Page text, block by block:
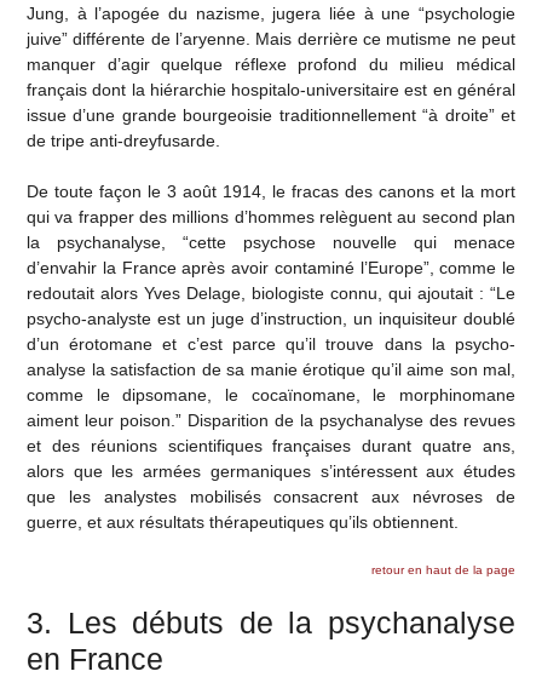
Jung, à l’apogée du nazisme, jugera liée à une “psychologie
juive” différente de l’aryenne. Mais derrière ce mutisme ne peut
manquer d’agir quelque réflexe profond du milieu médical
français dont la hiérarchie hospitalo-universitaire est en général
issue d’une grande bourgeoisie traditionnellement “à droite” et
de tripe anti-dreyfusarde.
De toute façon le 3 août 1914, le fracas des canons et la mort
qui va frapper des millions d’hommes relèguent au second plan
la psychanalyse, “cette psychose nouvelle qui menace
d’envahir la France après avoir contaminé l’Europe”, comme le
redoutait alors Yves Delage, biologiste connu, qui ajoutait : “Le
psycho-analyste est un juge d’instruction, un inquisiteur doublé
d’un érotomane et c’est parce qu’il trouve dans la psycho-
analyse la satisfaction de sa manie érotique qu’il aime son mal,
comme le dipsomane, le cocaïnomane, le morphinomane
aiment leur poison.” Disparition de la psychanalyse des revues
et des réunions scientifiques françaises durant quatre ans,
alors que les armées germaniques s’intéressent aux études
que les analystes mobilisés consacrent aux névroses de
guerre, et aux résultats thérapeutiques qu’ils obtiennent.
retour en haut de la page
3. Les débuts de la psychanalyse
en France